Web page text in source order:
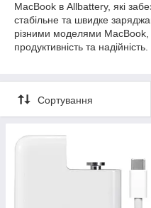
MacBook в Allbattery, які
стабільне та швидке
різними моделями MacBook,
продуктивність та надійність.
Сортування